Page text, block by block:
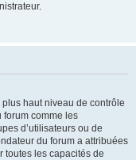
haut niveau de contrôle
forum comme les
d’utilisateurs ou de
du forum a attribuées
toutes les capacités de